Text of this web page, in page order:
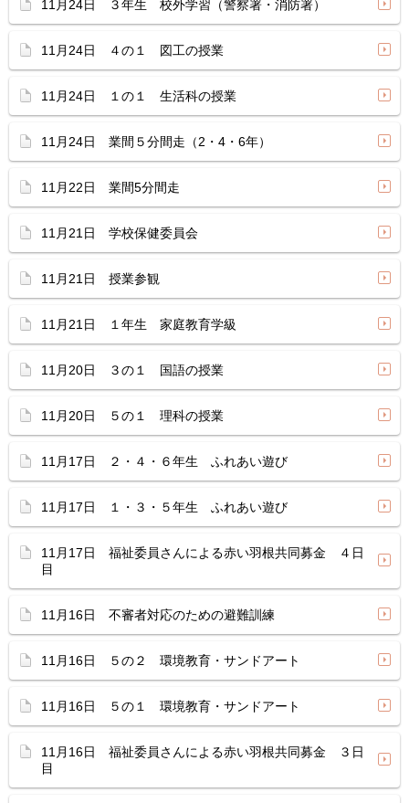
11月24日 ３年生 校外学習（警察署・消防署）
11月24日 ４の１ 図工の授業
11月24日 １の１ 生活科の授業
11月24日 業間５分間走（2・4・6年）
11月22日 業間5分間走
11月21日 学校保健委員会
11月21日 授業参観
11月21日 １年生 家庭教育学級
11月20日 ３の１ 国語の授業
11月20日 ５の１ 理科の授業
11月17日 ２・４・６年生 ふれあい遊び
11月17日 １・３・５年生 ふれあい遊び
11月17日 福祉委員さんによる赤い羽根共同募金 ４日
目
11月16日 不審者対応のための避難訓練
11月16日 ５の２ 環境教育・サンドアート
11月16日 ５の１ 環境教育・サンドアート
11月16日 福祉委員さんによる赤い羽根共同募金 ３日
目